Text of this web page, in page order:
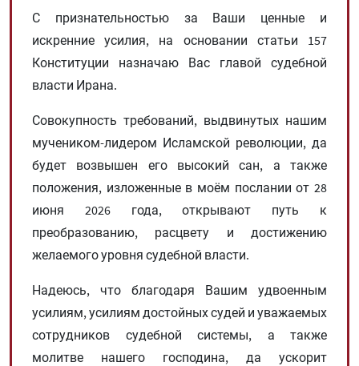
С признательностью за Ваши ценные и
искренние усилия, на основании статьи 157
Конституции назначаю Вас главой судебной
власти Ирана.
Совокупность требований, выдвинутых нашим
мучеником-лидером Исламской революции, да
будет возвышен его высокий сан, а также
положения, изложенные в моём послании от 28
июня 2026 года, открывают путь к
преобразованию, расцвету и достижению
желаемого уровня судебной власти.
Надеюсь, что благодаря Вашим удвоенным
усилиям, усилиям достойных судей и уважаемых
сотрудников судебной системы, а также
молитве нашего господина, да ускорит